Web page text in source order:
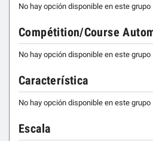
No hay opción disponible en este grupo
Compétition/Course
No hay opción disponible en este grupo
Característica
No hay opción disponible en este grupo
Escala